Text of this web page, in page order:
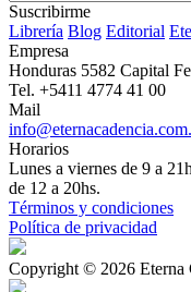
Suscribirme
Librería Blog Editorial
Empresa
Honduras 5582 Capital
Tel. +5411 4774 41 00
Mail
Horarios
Lunes a viernes de 9 a
de 12 a 20hs.
Términos y condiciones
Política de privacidad
Copyright © 2026 Eterna